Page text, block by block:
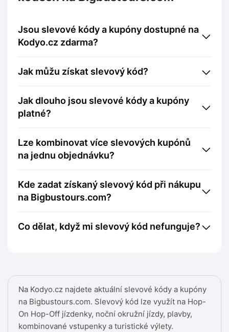
Na Kodyo.cz najdete aktuální slevové kódy a kupóny
na Bigbustours.com. Slevový kód lze využít na Hop-
On Hop-Off jízdenky, noční okružní jízdy, plavby,
kombinované vstupenky a turistické výlety.
Jsou slevové kódy a kupóny dostupné na
Kodyo.cz zdarma?
Jak můžu získat slevový kód?
Jak dlouho jsou slevové kódy a kupóny
platné?
Lze kombinovat více slevových kupónů
na jednu objednávku?
Kde zadat získaný slevový kód při nákupu
na Bigbustours.com?
Co dělat, když mi slevový kód nefunguje?